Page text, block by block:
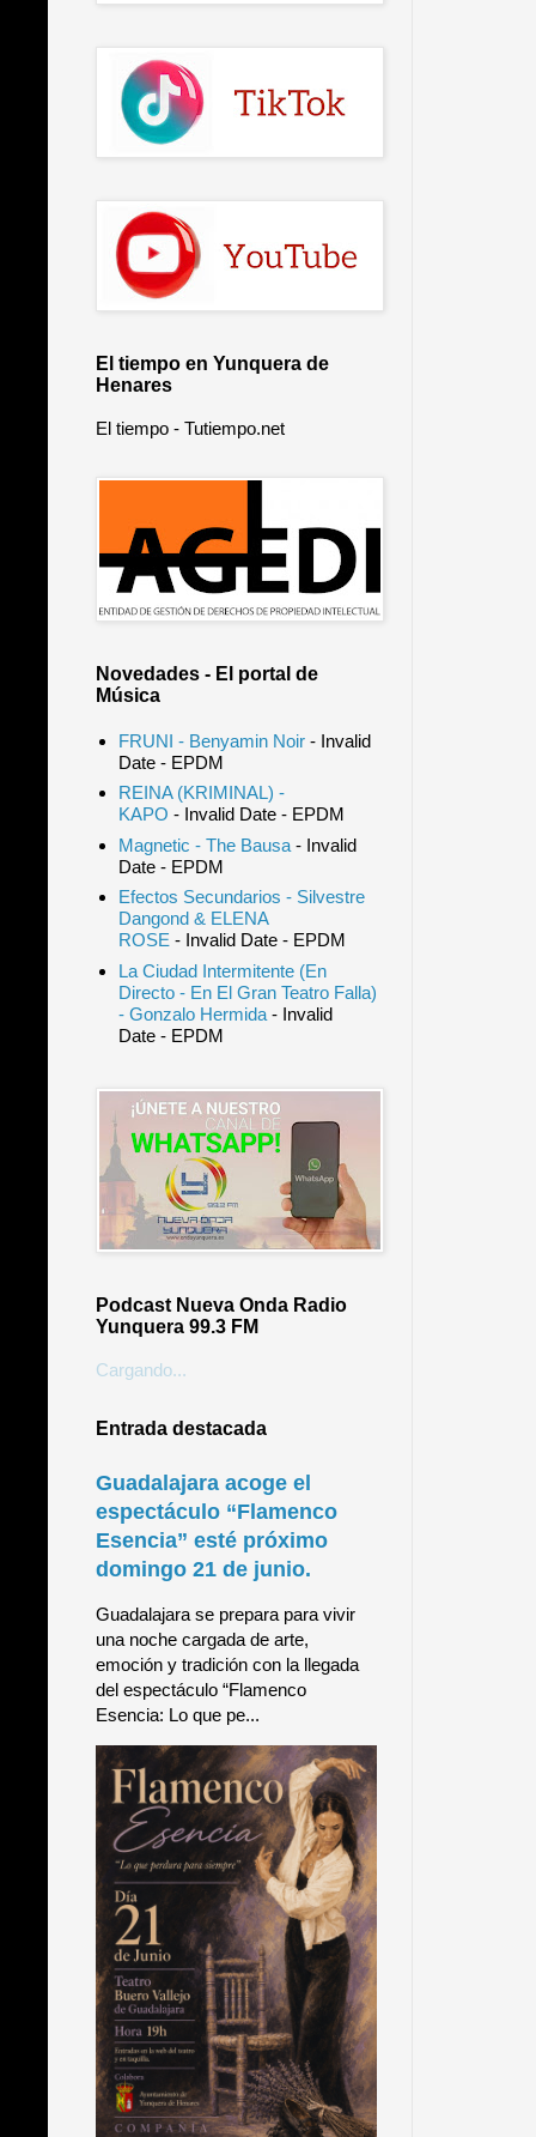
El tiempo en Yunquera de
Henares
El tiempo - Tutiempo.net
Novedades - El portal de
Música
FRUNI - Benyamin Noir- Invalid
Date- EPDM
REINA (KRIMINAL) -
KAPO - Invalid Date- EPDM
Magnetic - The Bausa- Invalid
Date- EPDM
Efectos Secundarios - Silvestre
Dangond & ELENA
ROSE - Invalid Date- EPDM
La Ciudad Intermitente (En
Directo - En El Gran Teatro Falla)
- Gonzalo Hermida- Invalid
Date- EPDM
Podcast Nueva Onda Radio
Yunquera 99.3 FM
Cargando...
Entrada destacada
Guadalajara acoge el
espectáculo “Flamenco
Esencia” esté próximo
domingo 21 de junio.
Guadalajara se prepara para vivir
una noche cargada de arte,
emoción y tradición con la llegada
del espectáculo “Flamenco
Esencia: Lo que pe...